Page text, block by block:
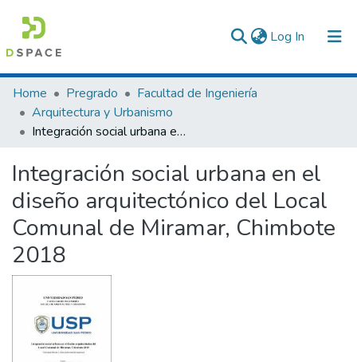
Log In (current)
Communities & Collections
All of DSpace
Home Pregrado
Facultad de Ingeniería
Arquitectura y Urbanismo
Integración social urbana en el diseño arquitectónico del Local Comunal de Miramar, Chimbote 2018
Integración social urbana en el
diseño arquitectónico del Local
Comunal de Miramar, Chimbote
2018